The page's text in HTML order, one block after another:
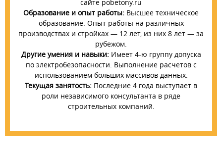
сайте pobetony.ru
Образование и опыт работы: Высшее техническое
образование. Опыт работы на различных
производствах и стройках — 12 лет, из них 8 лет — за
рубежом.
Другие умения и навыки:Имеет 4-ю группу допуска
по электробезопасности. Выполнение расчетов с
использованием больших массивов данных.
Текущая занятость: Последние 4 года выступает в
роли независимого консультанта в ряде
строительных компаний.